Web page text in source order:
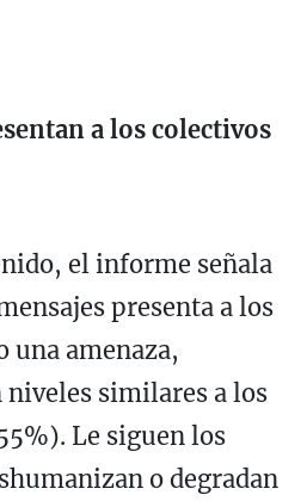
a los colectivos
el informe señala
presenta a los
una amenaza,
niveles similares a los
Le siguen los
o degradan